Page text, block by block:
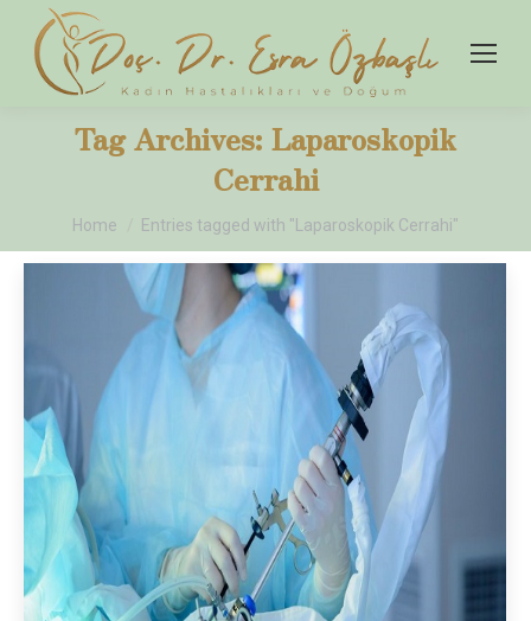
Tag Archives: Laparoskopik
Cerrahi
You are here:
Home Entries tagged with "Laparoskopik Cerrahi"